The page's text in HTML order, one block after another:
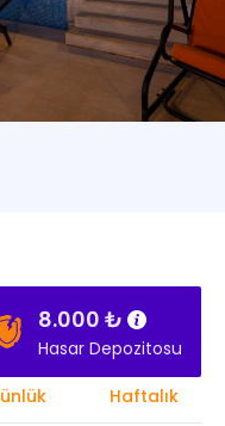
8.000 ₺
Hasar Depozitosu
Haftalık